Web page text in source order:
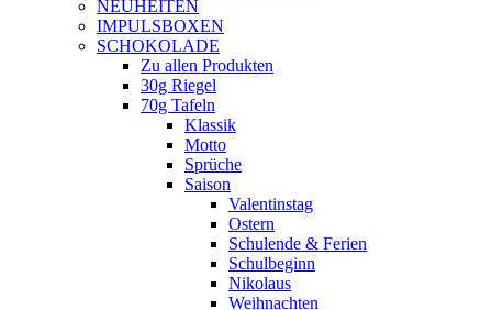
NEUHEITEN
IMPULSBOXEN
SCHOKOLADE
Zu allen Produkten
30g Riegel
70g Tafeln
Klassik
Motto
Sprüche
Saison
Valentinstag
Ostern
Schulende & Ferien
Schulbeginn
Nikolaus
Weihnachten